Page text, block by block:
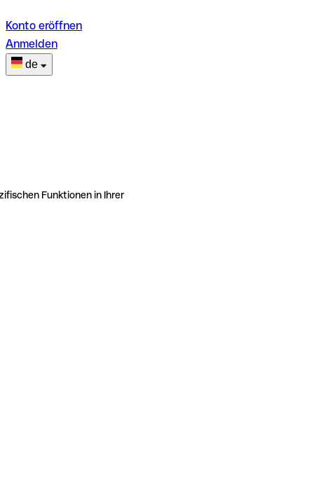
Konto eröffnen
Anmelden
de
Funktionen in Ihrer